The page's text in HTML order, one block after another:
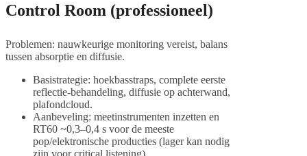
Control Room (professioneel)
Problemen: nauwkeurige monitoring vereist, balans
tussen absorptie en diffusie.
Basistrategie: hoekbasstraps, complete eerste
reflectie-behandeling, diffusie op achterwand,
plafondcloud.
Aanbeveling: meetinstrumenten inzetten en
RT60 ~0,3–0,4 s voor de meeste
pop/elektronische producties (lager kan nodig
zijn voor critical listening).